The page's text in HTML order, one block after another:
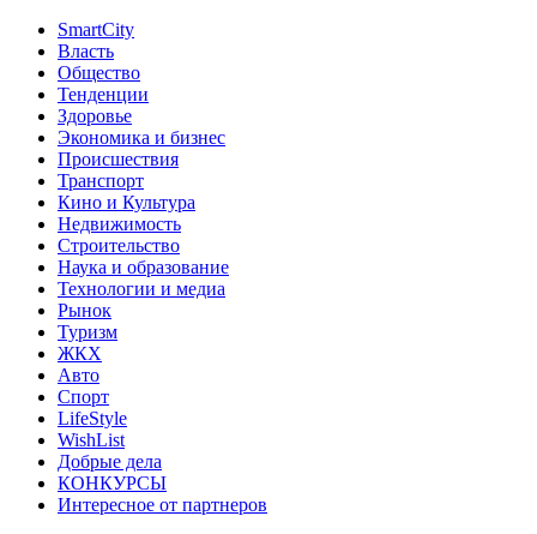
SmartCity
Власть
Общество
Тенденции
Здоровье
Экономика и бизнес
Происшествия
Транспорт
Кино и Культура
Недвижимость
Строительство
Наука и образование
Технологии и медиа
Рынок
Туризм
ЖКХ
Авто
Спорт
LifeStyle
WishList
Добрые дела
КОНКУРСЫ
Интересное от партнеров